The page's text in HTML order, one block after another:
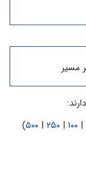
مسیر
| ۱۰۰ | ۲۵۰ | ۵۰۰)